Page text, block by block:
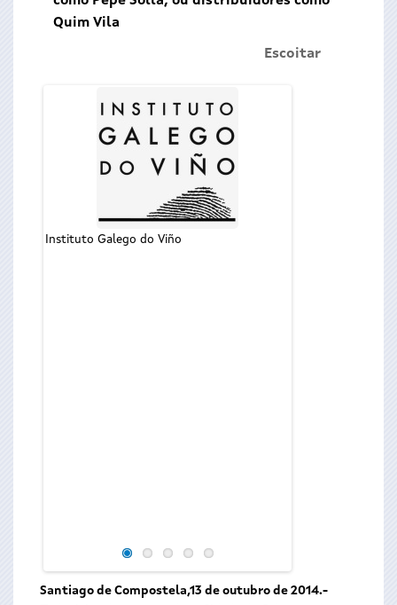
Quim Vila
Escoitar
Instituto Galego do Viño
Santiago de Compostela,13 de outubro de 2014.-